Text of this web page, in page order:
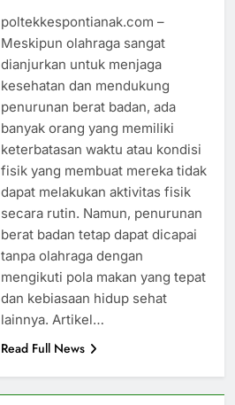
poltekkespontianak.com –
Meskipun olahraga sangat
dianjurkan untuk menjaga
kesehatan dan mendukung
penurunan berat badan, ada
banyak orang yang memiliki
keterbatasan waktu atau kondisi
fisik yang membuat mereka tidak
dapat melakukan aktivitas fisik
secara rutin. Namun, penurunan
berat badan tetap dapat dicapai
tanpa olahraga dengan
mengikuti pola makan yang tepat
dan kebiasaan hidup sehat
lainnya. Artikel…
Read Full News